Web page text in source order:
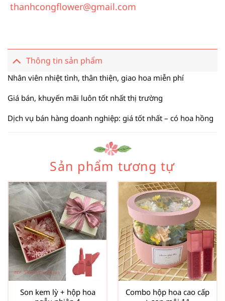
thanhcongflower@gmail.com
Thông tin sản phẩm
Nhân viên nhiệt tình, thân thiện, giao hoa miễn phí
Giá bán, khuyến mãi luôn tốt nhất thị trường
Dịch vụ bán hàng doanh nghiệp: giá tốt nhất – có hoa hồng
Sản phẩm tương tự
Son kem lỳ + hộp hoa
Combo hộp hoa cao cấp